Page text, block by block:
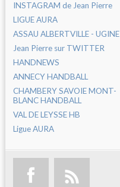
INSTAGRAM de Jean Pierre
LIGUE AURA
ASSAU ALBERTVILLE - UGINE
Jean Pierre sur TWITTER
HANDNEWS
ANNECY HANDBALL
CHAMBERY SAVOIE MONT-
BLANC HANDBALL
VAL DE LEYSSE HB
Ligue AURA